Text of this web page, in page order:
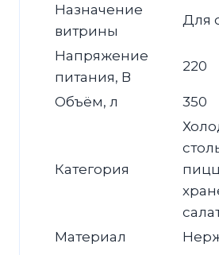
Назначение
витрины
Для
Напряжение
питания, В
220
Объём, л 350
Категория
Материал